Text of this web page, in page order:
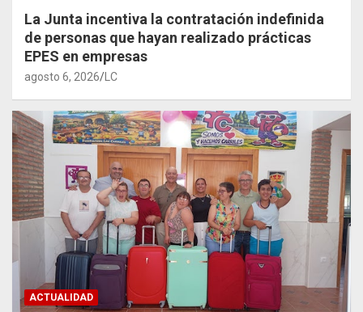
La Junta incentiva la contratación indefinida
de personas que hayan realizado prácticas
EPES en empresas
agosto 6, 2026 LC
ACTUALIDAD